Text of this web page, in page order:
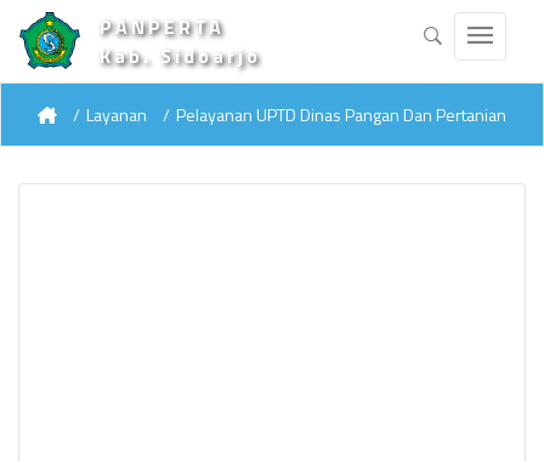
PANPERTA
Kab. Sidoarjo
Layanan Pelayanan UPTD Dinas Pangan Dan Pertanian